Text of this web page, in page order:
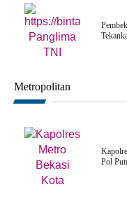
Metropolitan
Pol